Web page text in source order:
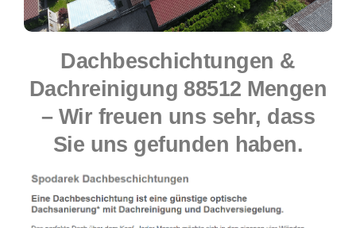
Dachbeschichtungen &
Dachreinigung 88512 Mengen
– Wir freuen uns sehr, dass
Sie uns gefunden haben.